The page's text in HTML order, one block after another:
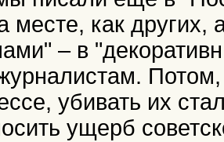
месте, как
– в
убивать их
ущерб